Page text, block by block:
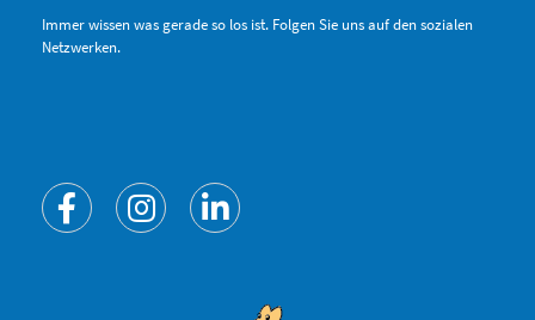
Immer wissen was gerade so los ist. Folgen Sie uns auf den sozialen
Netzwerken.